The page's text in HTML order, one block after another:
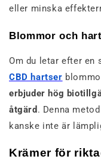
eller minska
Blommor och
Om du letar efter en
CBD hartser
erbjuder hög
åtgärd . Denna
kanske inte är
Krämer för